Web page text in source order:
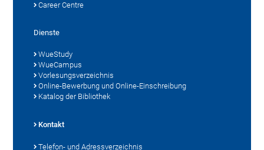
Career Centre
Dienste
WueStudy
WueCampus
Vorlesungsverzeichnis
Online-Bewerbung und Online-Einschreibung
Katalog der Bibliothek
Kontakt
Telefon- und Adressverzeichnis